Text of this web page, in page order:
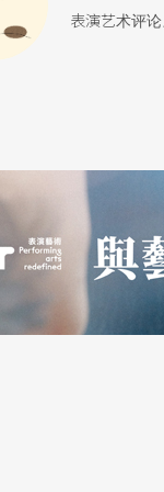
表演艺术评